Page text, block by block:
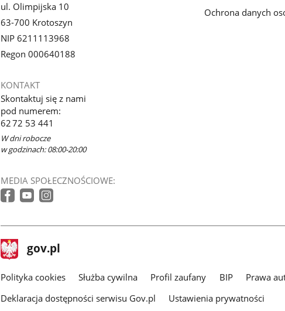
ul. Olimpijska 10
63-700 Krotoszyn
NIP 6211113968
Regon 000640188
KONTAKT
Skontaktuj się z nami
pod numerem:
62 72 53 441
W dni robocze
w godzinach: 08:00-20:00
MEDIA SPOŁECZNOŚCIOWE:
Ochrona danych
stopka
gov.pl Strona
gov.pl
gov.pl
Polityka cookies Służba cywilna Profil zaufany BIP Prawa
Deklaracja dostępności serwisu Gov.pl
Ustawienia prywatności